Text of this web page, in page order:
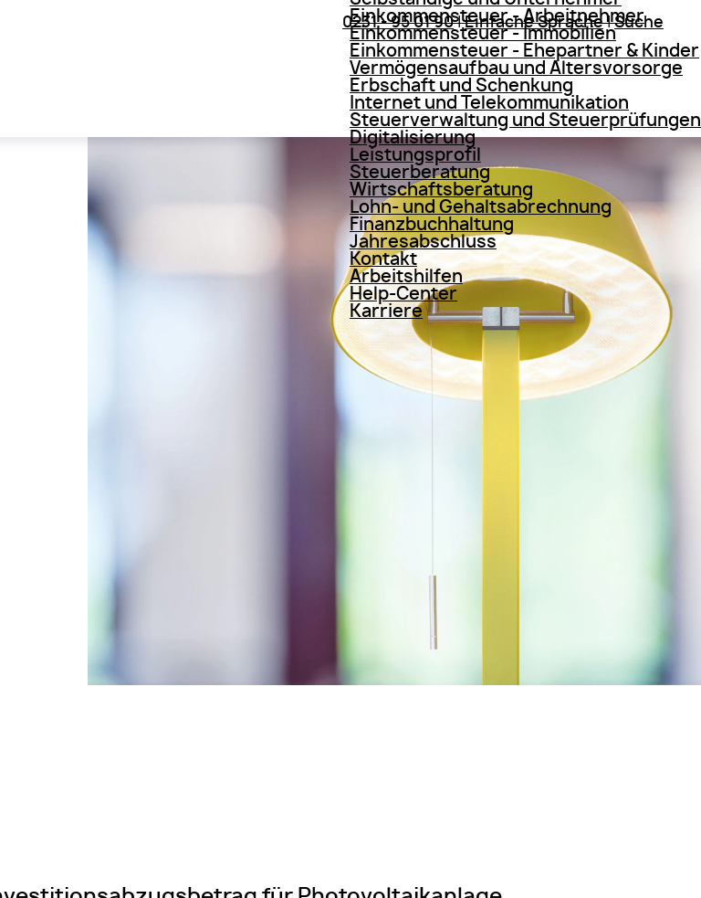
0231 - 95 01 90|Einfache Sprache|Suche
Einkommensteuer - Arbeitnehmer
Einkommensteuer - Immobilien
Einkommensteuer - Ehepartner & Kinder
Vermögensaufbau und Altersvorsorge
Erbschaft und Schenkung
Internet und Telekommunikation
Steuerverwaltung und Steuerprüfungen
Digitalisierung
Leistungsprofil
Steuerberatung
Wirtschaftsberatung
Lohn- und Gehaltsabrechnung
Finanzbuchhaltung
Jahresabschluss
Kontakt
Arbeitshilfen
Help-Center
Karriere